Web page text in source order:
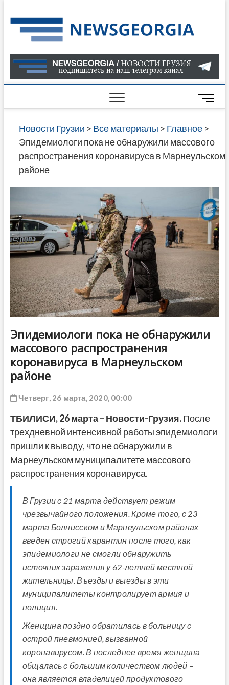
to
content
О
В
ГРУЗИИ
САЙТЕ
M
e
n
u
B
o
n
Новости Грузии > Все материалы > Главное>
Эпидемиологи пока не обнаружили массового
распространения коронавируса в Марнеульском
районе
Эпидемиологи пока не обнаружили
массового распространения
коронавируса в Марнеульском
районе
Четверг, 26 марта, 2020, 00:00
ТБИЛИСИ,26марта – Новости-Грузия.После
трехдневной интенсивной работы эпидемиологи
пришли к выводу, что не обнаружили в
Марнеульском муниципалитете массового
распространения коронавируса.
В Грузии с 21 марта действует режим
чрезвычайного положения. Кроме того, с 23
марта Болнисском и Марнеульском районах
введен строгий карантин после того, как
эпидемиологи не смогли обнаружить
источник заражения у 62-летней местной
жительницы. Въезды и выезды в эти
муниципалитеты контролирует армия и
полиция.
Женщина поздно обратилась в больницу с
острой пневмонией, вызванной
коронавирусом. В последнее время женщина
общалась с большим количеством людей –
она является владелицей продуктового